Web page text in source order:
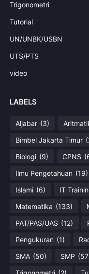
Trigonometri
Tutorial
UN/UNBK/USBN
UTS/PTS
video
LABELS
Aljabar (3)
Bimbel Jakarta Timur
Biologi (9) CPNS
Ilmu Pengetahuan (19)
Islami (6) IT
Matematika (133)
PAT/PAS/UAS (12)
Pengukuran (1)
SMA (50) SMP